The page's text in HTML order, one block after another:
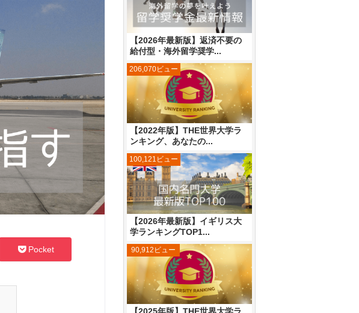
Pocket
【2026年最新版】返済不要の
給付型・海外留学奨学...
【2022年版】THE世界大学ラ
ンキング、あなたの...
206,070ビュー
【2026年最新版】イギリス大
学ランキングTOP1...
100,121ビュー
【2025年版】THE世界大学ラ
90,912ビュー